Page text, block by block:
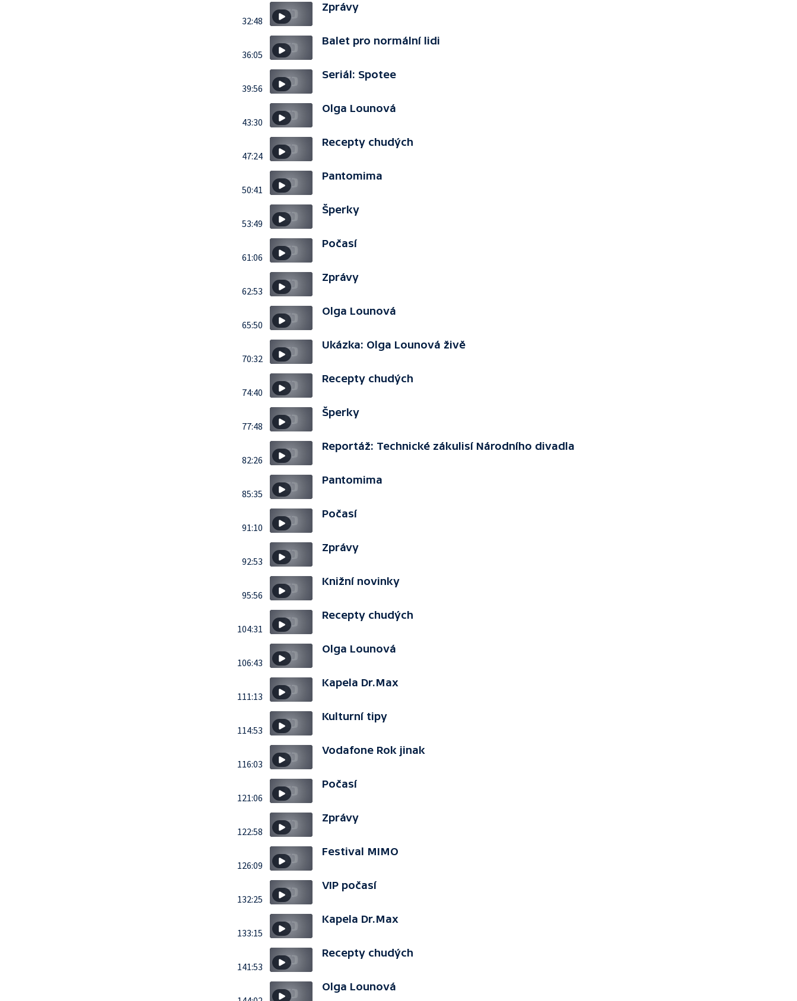
32:48
Zprávy
36:05
Balet pro normální lidi
39:56
Seriál: Spotee
43:30
Olga Lounová
47:24
Recepty chudých
50:41
Pantomima
53:49
Šperky
61:06
Počasí
62:53
Zprávy
65:50
Olga Lounová
70:32
Ukázka: Olga Lounová živě
74:40
Recepty chudých
77:48
Šperky
82:26
Reportáž: Technické zákulisí Národního divadla
85:35
Pantomima
91:10
Počasí
92:53
Zprávy
95:56
Knižní novinky
104:31
Recepty chudých
106:43
Olga Lounová
111:13
Kapela Dr.Max
114:53
Kulturní tipy
116:03
Vodafone Rok jinak
121:06
Počasí
122:58
Zprávy
126:09
Festival MIMO
132:25
VIP počasí
133:15
Kapela Dr.Max
141:53
Recepty chudých
Olga Lounová